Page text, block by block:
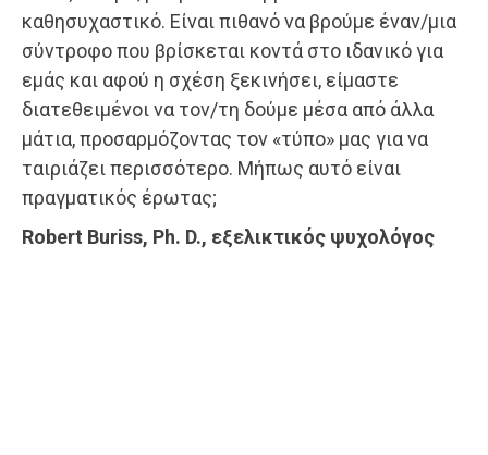
καθησυχαστικό. Είναι πιθανό να βρούμε έναν/μια
σύντροφο που βρίσκεται κοντά στο ιδανικό για
εμάς και αφού η σχέση ξεκινήσει, είμαστε
διατεθειμένοι να τον/τη δούμε μέσα από άλλα
μάτια, προσαρμόζοντας τον «τύπο» μας για να
ταιριάζει περισσότερο. Μήπως αυτό είναι
πραγματικός έρωτας;
Robert Buriss, Ph. D., εξελικτικός ψυχολόγος